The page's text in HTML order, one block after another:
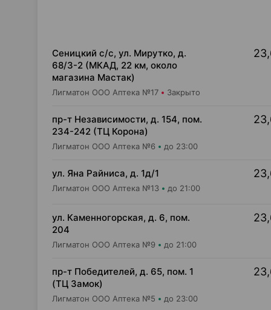
Сеницкий с/с, ул. Мирутко, д.
68/3-2 (МКАД, 22 км, около
магазина Мастак)
Лигматон ООО Аптека №17 Закрыто
пр-т Независимости, д. 154, пом.
234-242 (ТЦ Корона)
Лигматон ООО Аптека №6 до 23:00
ул. Яна Райниса, д. 1д/1
Лигматон ООО Аптека №13 до 21:00
ул. Каменногорская, д. 6, пом.
204
Лигматон ООО Аптека №9 до 21:00
пр-т Победителей, д. 65, пом. 1
(ТЦ Замок)
Лигматон ООО Аптека №5 до 23:00